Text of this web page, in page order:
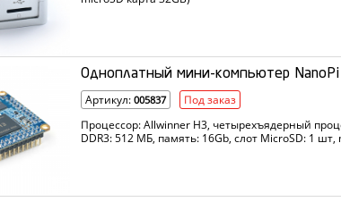
Одноплатный мини-компьютер NanoPi
Артикул: 005837
Под заказ
Процессор: Allwinner H3, четырехъядерный
DDR3: 512 МБ, память: 16Gb, слот MicroSD: 1